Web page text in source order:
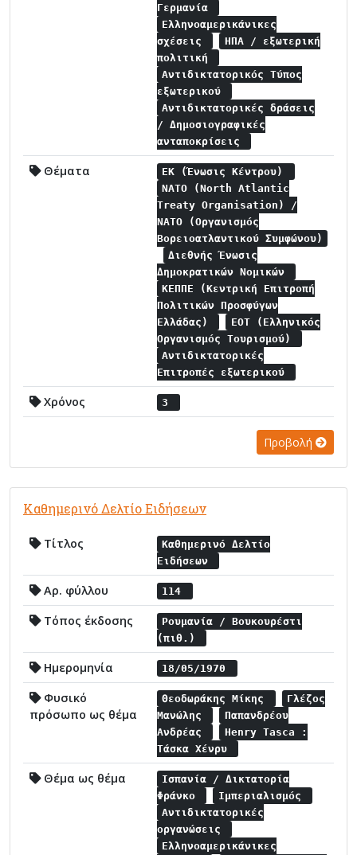
Γερμανία
Ελληνοαμερικάνικες
σχέσεις
ΗΠΑ / εξωτερική
πολιτική
Αντιδικτατορικός Τύπος
εξωτερικού
Αντιδικτατορικές δράσεις
/ Δημοσιογραφικές
ανταποκρίσεις
Θέματα
ΕΚ (Ένωσις Κέντρου)
NATO (North Atlantic
Treaty Organisation) /
NATO (Οργανισμός
Βορειοατλαντικού Συμφώνου)
Διεθνής Ένωσις
Δημοκρατικών Νομικών
ΚΕΠΠΕ (Κεντρική Επιτροπή
Πολιτικών Προσφύγων
Ελλάδας)
ΕΟΤ (Ελληνικός
Οργανισμός Τουρισμού)
Αντιδικτατορικές
Επιτροπές εξωτερικού
Χρόνος 3
Προβολή
Καθημερινό Δελτίο Ειδήσεων
Τίτλος
Καθημερινό Δελτίο
Ειδήσεων
Αρ. φύλλου 114
Τόπος έκδοσης
Ρουμανία / Βουκουρέστι
(πιθ.)
Ημερομηνία 18/05/1970
Φυσικό
πρόσωπο ως θέμα
Θεοδωράκης Μίκης
Γλέζος
Μανώλης
Παπανδρέου
Ανδρέας
Henry Tasca :
Τάσκα Χένρυ
Θέμα ως θέμα
Ισπανία / Δικτατορία
Φράνκο
Ιμπεριαλισμός
Αντιδικτατορικές
οργανώσεις
Ελληνοαμερικάνικες